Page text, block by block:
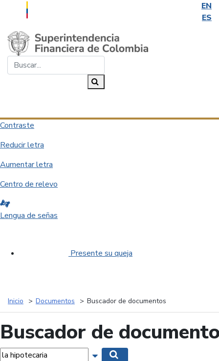
EN
ES
Saltar al contenido principal
Contraste
Reducir letra
Aumentar letra
Centro de relevo
Lengua de señas
Presente su queja
Inicio Documentos Buscador de documentos
Buscador de
Mostrar opciones de búsqueda